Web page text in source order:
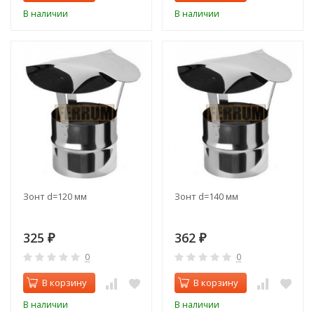
В наличии В наличии
Зонт d=120 мм
325 ₽
0
В корзину
В наличии
Зонт d=140 мм
362 ₽
0
В корзину
В наличии